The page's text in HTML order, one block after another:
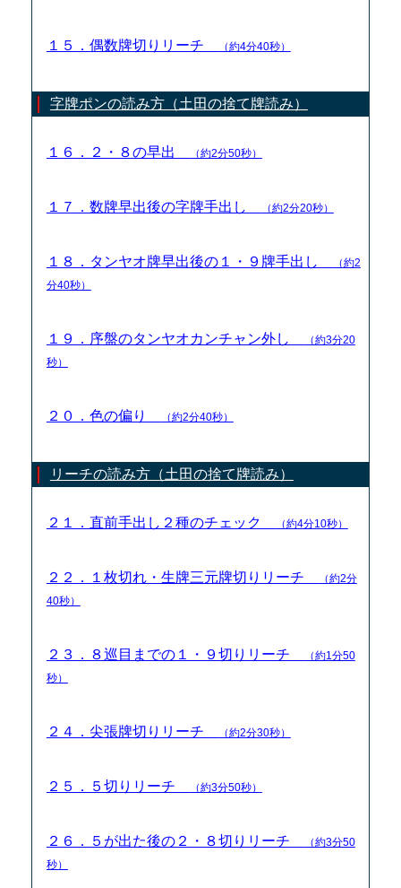
１５．偶数牌切りリーチ （約4分40秒）
字牌ポンの読み方（土田の捨て牌読み）
１６．２・８の早出 （約2分50秒）
１７．数牌早出後の字牌手出し （約2分20秒）
１８．タンヤオ牌早出後の１・９牌手出し
（約2
分40秒）
１９．序盤のタンヤオカンチャン外し
（約3分20
秒）
２０．色の偏り （約2分40秒）
リーチの読み方（土田の捨て牌読み）
２１．直前手出し２種のチェック （約4分10秒）
２２．１枚切れ・生牌三元牌切りリーチ
（約2分
40秒）
２３．８巡目までの１・９切りリーチ
（約1分50
秒）
２４．尖張牌切りリーチ （約2分30秒）
２５．５切りリーチ （約3分50秒）
２６．５が出た後の２・８切りリーチ
（約3分50
秒）